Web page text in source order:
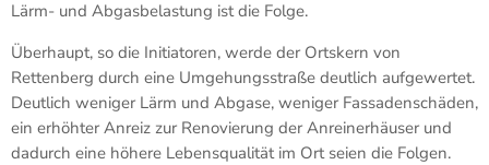
Lärm- und Abgasbelastung ist die Folge.
Überhaupt, so die Initiatoren, werde der Ortskern von
Rettenberg durch eine Umgehungsstraße deutlich aufgewertet.
Deutlich weniger Lärm und Abgase, weniger Fassadenschäden,
ein erhöhter Anreiz zur Renovierung der Anreinerhäuser und
dadurch eine höhere Lebensqualität im Ort seien die Folgen.